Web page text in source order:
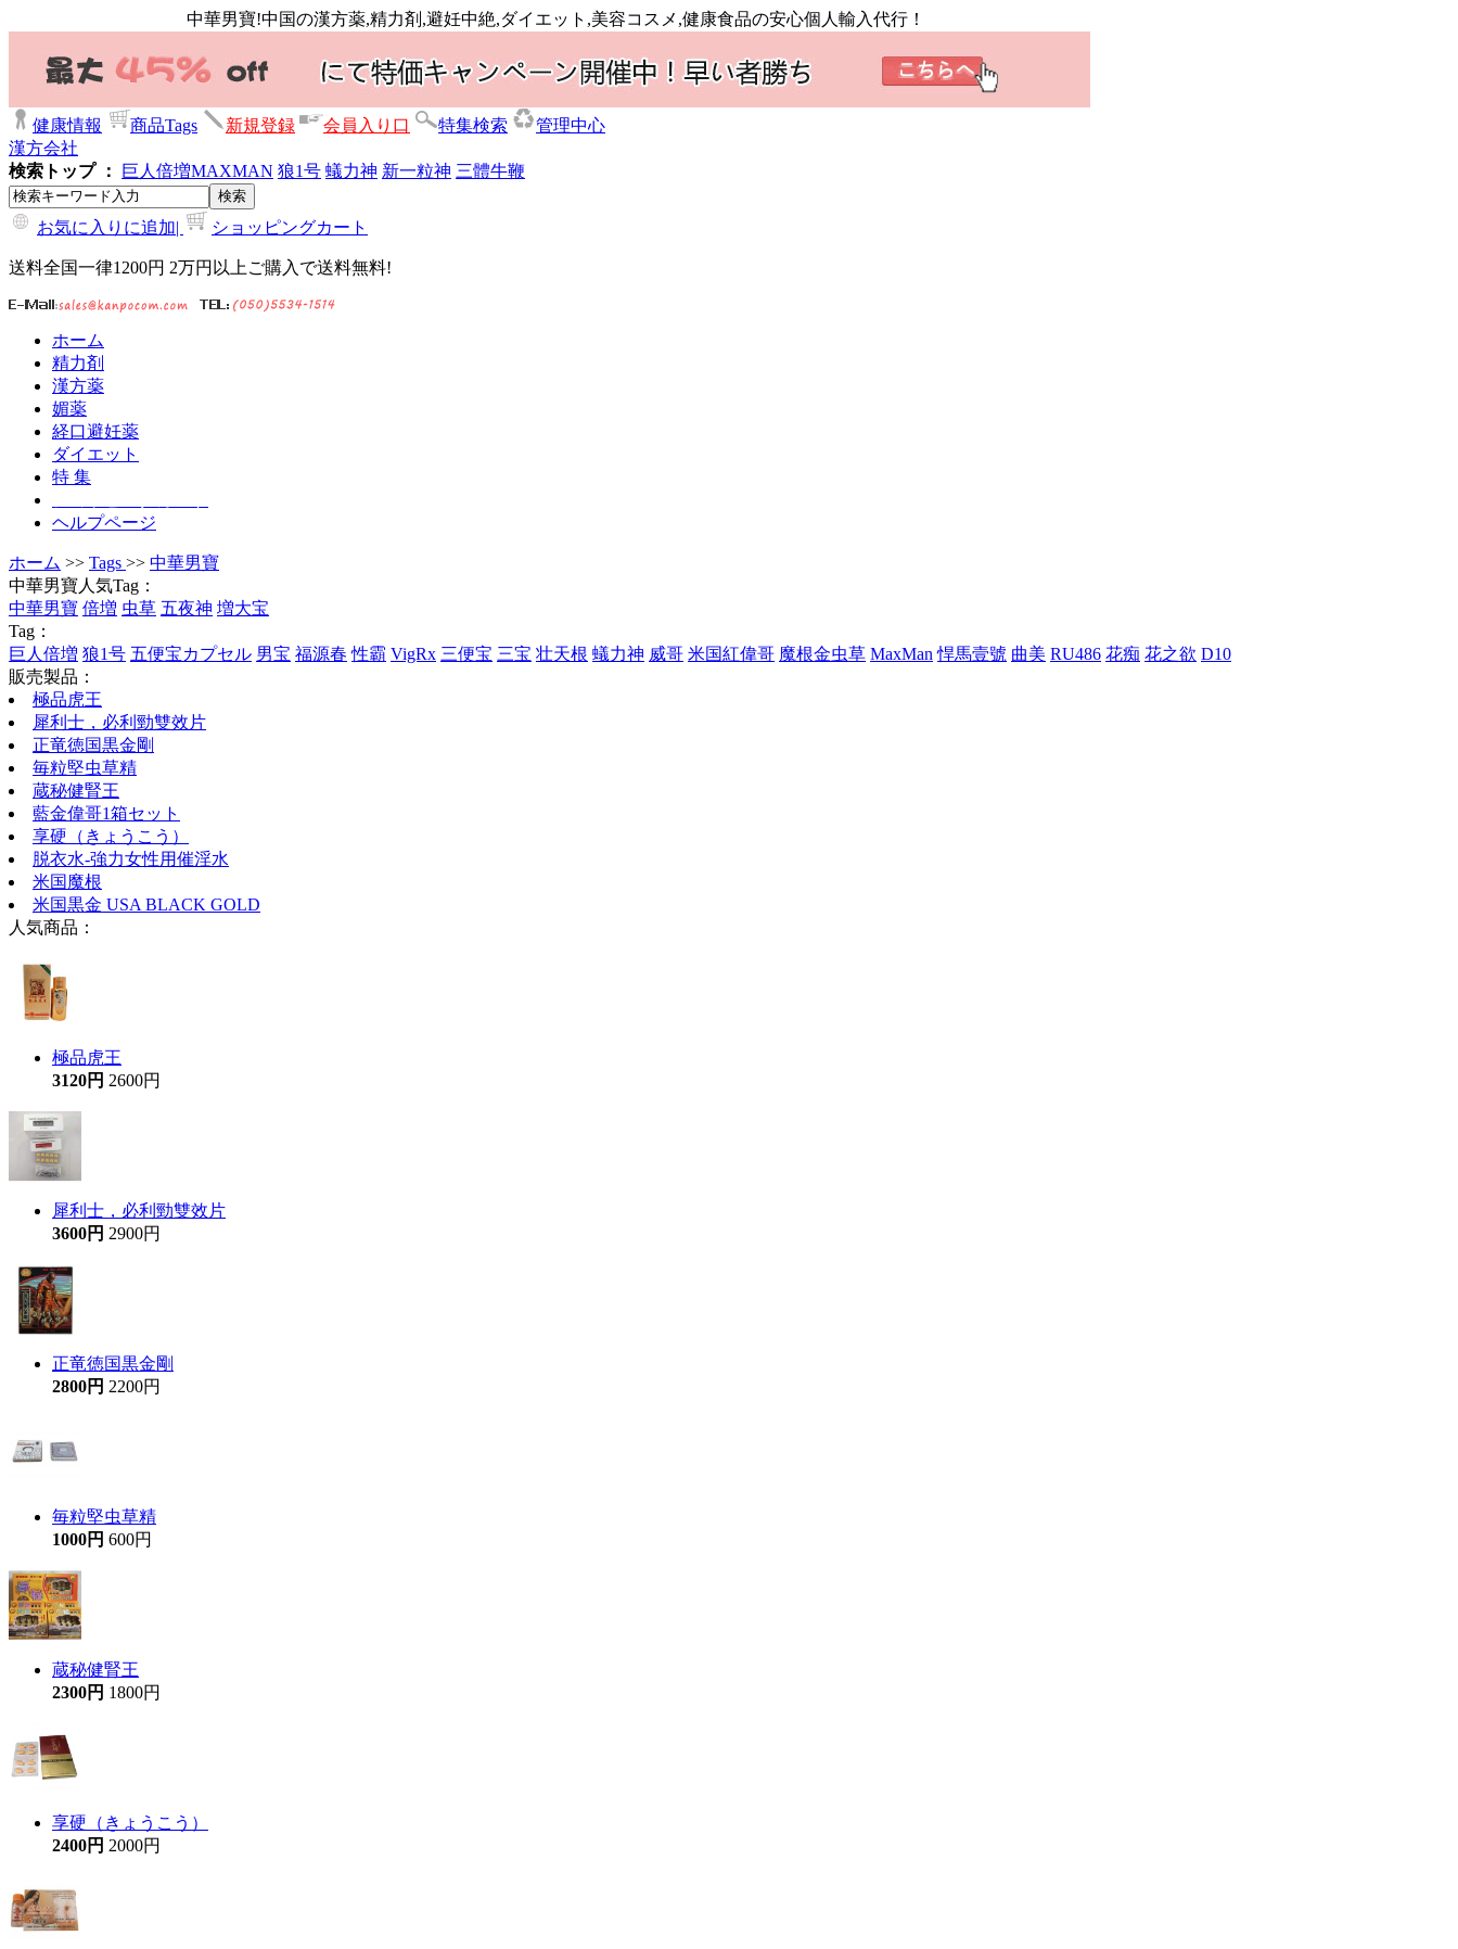
中華男寶!中国の漢方薬,精力剤,避妊中絶,ダイエット,美容コスメ,健康食品の安心個人輸入代行！
健康情報 商品Tags 新規登録 会員入り口 特集検索
管理中心
漢方会社
検索トップ ：
巨人倍増MAXMAN 狼1号 蟻力神 新一粒神 三體牛鞭
お気に入りに追加| ショッピングカート
送料全国一律1200円 2万円以上ご購入で送料無料!
ホーム
精力剤
漢方薬
媚薬
経口避妊薬
ダイエット
特 集
ヘルプページ
ホーム >> Tags >> 中華男寶
中華男寶人気Tag：
中華男寶 倍増 虫草 五夜神 増大宝
Tag：
巨人倍増 狼1号 五便宝カプセル 男宝 福源春 性霸 VigRx 三便宝 三宝 壮天根 蟻力神 威哥 米国紅偉哥 魔根金虫草 MaxMan 悍馬壹號 曲美 RU486 花痴 花之欲 D10
販売製品：
極品虎王
犀利士，必利勁雙效片
正竜徳国黒金剛
毎粒堅虫草精
蔵秘健腎王
藍金偉哥1箱セット
享硬（きょうこう）
脱衣水-強力女性用催淫水
米国魔根
米国黒金 USA BLACK GOLD
人気商品：
極品虎王
3120円 2600円
犀利士，必利勁雙效片
3600円 2900円
正竜徳国黒金剛
2800円 2200円
毎粒堅虫草精
1000円 600円
蔵秘健腎王
2300円 1800円
享硬（きょうこう）
2400円 2000円